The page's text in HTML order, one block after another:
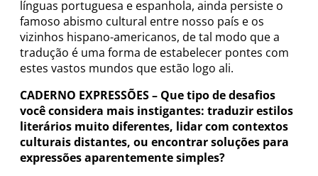
línguas portuguesa e espanhola, ainda persiste o
famoso abismo cultural entre nosso país e os
vizinhos hispano-americanos, de tal modo que a
tradução é uma forma de estabelecer pontes com
estes vastos mundos que estão logo ali.
CADERNO EXPRESSÕES – Que tipo de desafios
você considera mais instigantes: traduzir estilos
literários muito diferentes, lidar com contextos
culturais distantes, ou encontrar soluções para
expressões aparentemente simples?